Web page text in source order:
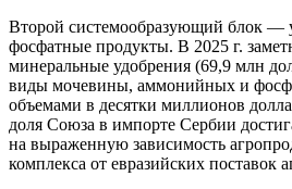
Второй системообразующий блок —
фосфатные продукты. В 2025 г.
минеральные удобрения (69,9 млн
виды мочевины, аммонийных и
объемами в десятки миллионов
доля Союза в импорте Сербии
на выраженную зависимость
комплекса от евразийских поставок